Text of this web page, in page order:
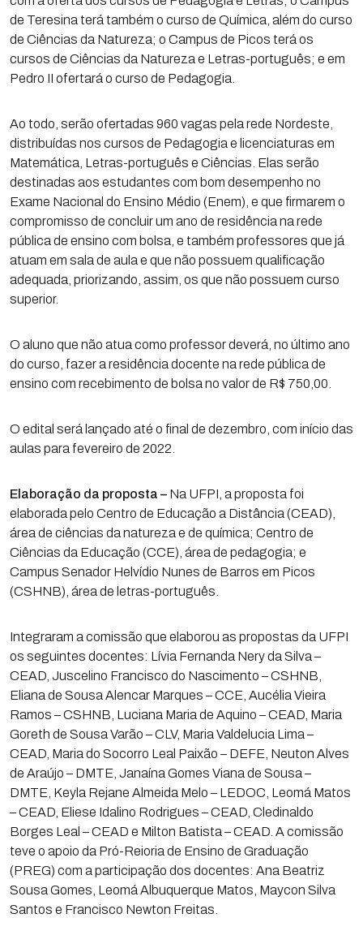
de Teresina terá também o curso de Química, além do curso
de Ciências da Natureza; o Campus de Picos terá os
cursos de Ciências da Natureza e Letras-português; e em
Pedro II ofertará o curso de Pedagogia.
Ao todo, serão ofertadas 960 vagas pela rede Nordeste,
distribuídas nos cursos de Pedagogia e licenciaturas em
Matemática, Letras-português e Ciências. Elas serão
destinadas aos estudantes com bom desempenho no
Exame Nacional do Ensino Médio (Enem), e que firmarem o
compromisso de concluir um ano de residência na rede
pública de ensino com bolsa, e também professores que já
atuam em sala de aula e que não possuem qualificação
adequada, priorizando, assim, os que não possuem curso
superior.
O aluno que não atua como professor deverá, no último ano
do curso, fazer a residência docente na rede pública de
ensino com recebimento de bolsa no valor de R$ 750,00.
O edital será lançado até o final de dezembro, com início das
aulas para fevereiro de 2022.
Elaboração da proposta – Na UFPI, a proposta foi
elaborada pelo Centro de Educação a Distância (CEAD),
área de ciências da natureza e de química; Centro de
Ciências da Educação (CCE), área de pedagogia; e
Campus Senador Helvídio Nunes de Barros em Picos
(CSHNB), área de letras-português.
Integraram a comissão que elaborou as propostas da UFPI
os seguintes docentes: Lívia Fernanda Nery da Silva –
CEAD, Juscelino Francisco do Nascimento – CSHNB,
Eliana de Sousa Alencar Marques – CCE, Aucélia Vieira
Ramos – CSHNB, Luciana Maria de Aquino – CEAD, Maria
Goreth de Sousa Varão – CLV, Maria Valdelucia Lima –
CEAD, Maria do Socorro Leal Paixão – DEFE, Neuton Alves
de Araújo – DMTE, Janaína Gomes Viana de Sousa –
DMTE, Keyla Rejane Almeida Melo – LEDOC, Leomá Matos
– CEAD, Eliese Idalino Rodrigues – CEAD, Cledinaldo
Borges Leal – CEAD e Milton Batista – CEAD. A comissão
teve o apoio da Pró-Reioria de Ensino de Graduação
(PREG) com a participação dos docentes: Ana Beatriz
Sousa Gomes, Leomá Albuquerque Matos, Maycon Silva
Santos e Francisco Newton Freitas.